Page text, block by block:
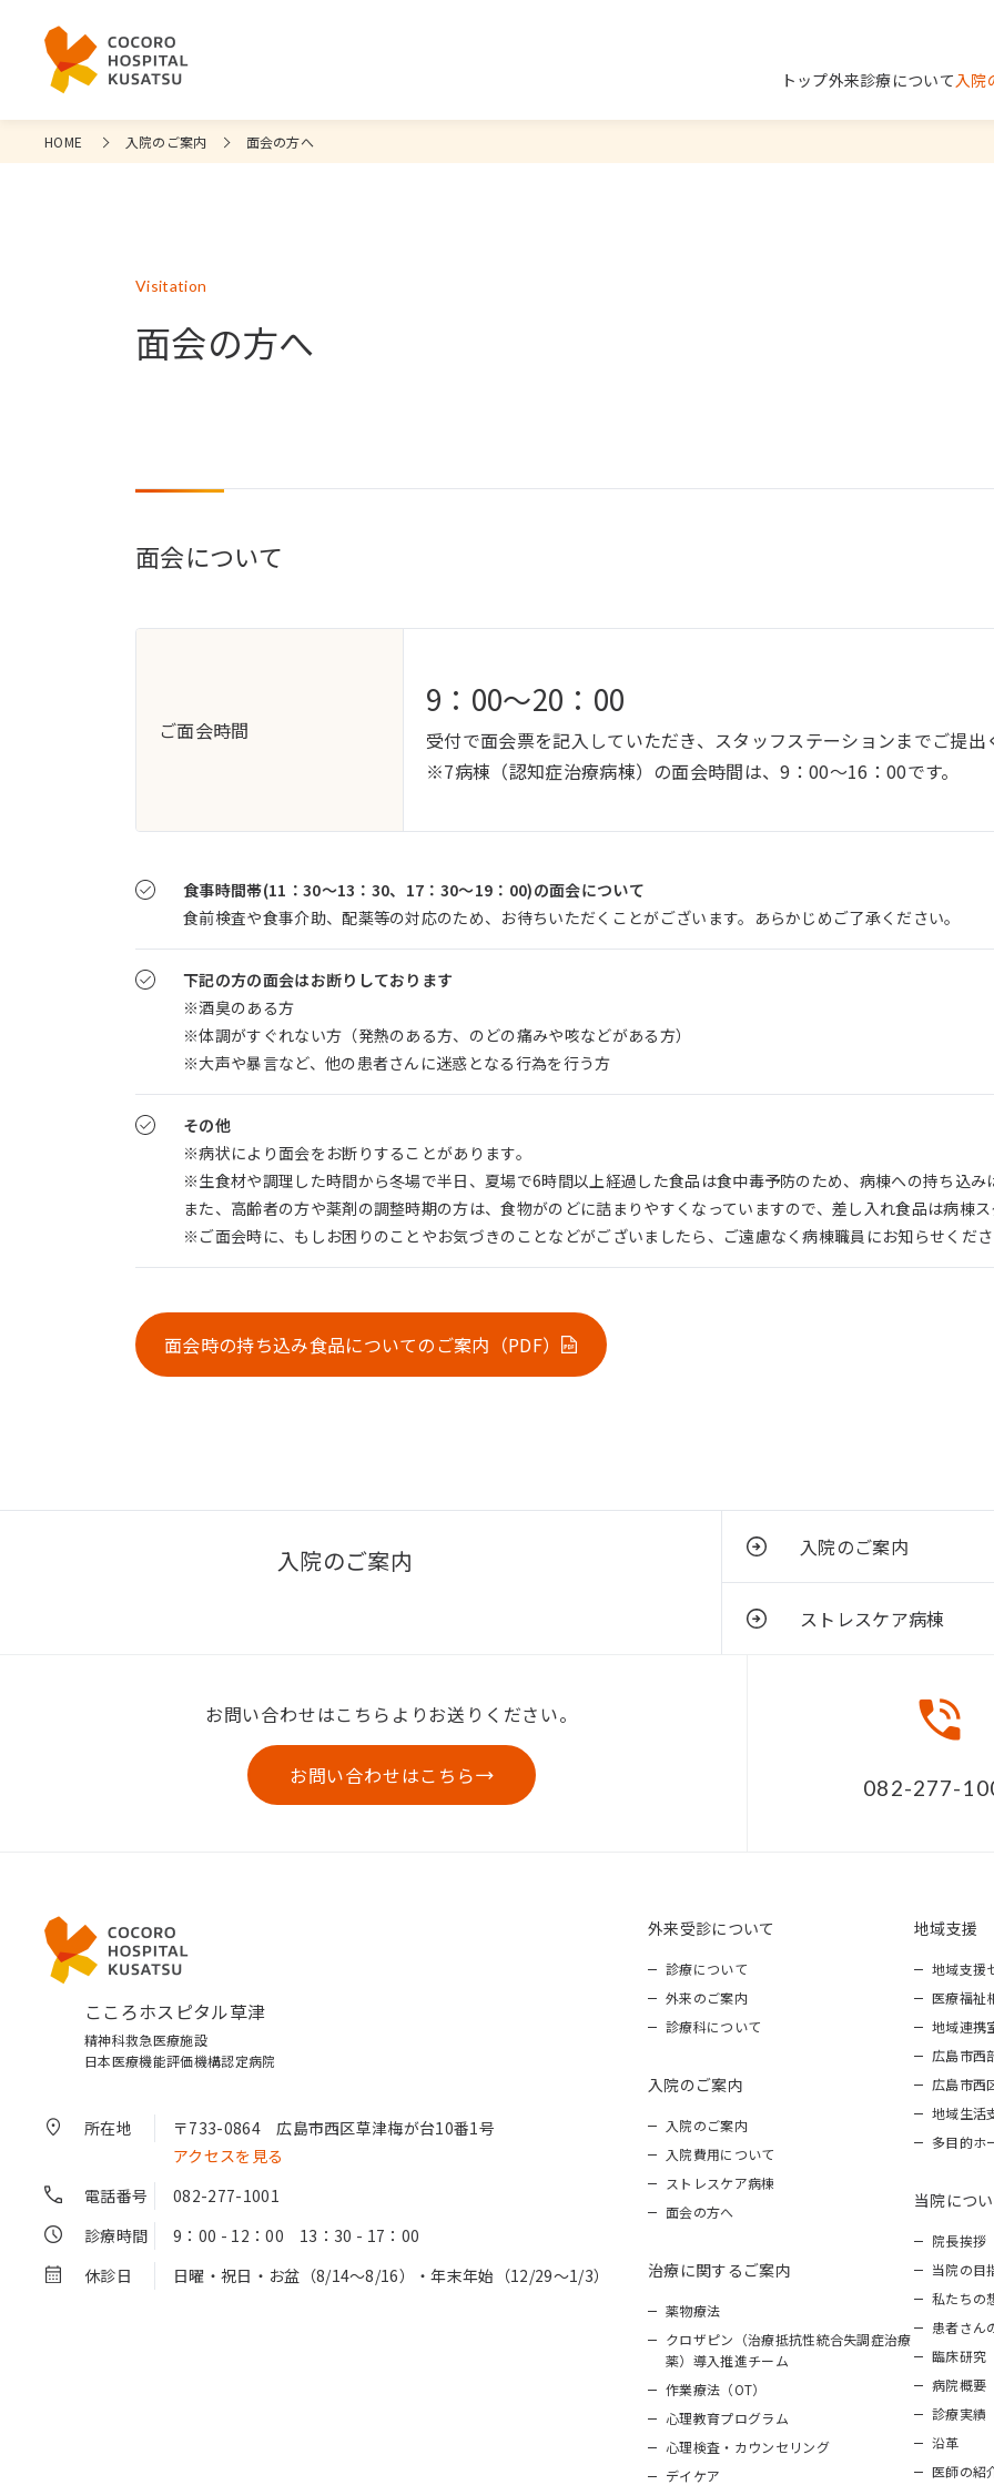
トップ外来診療について入院
HOME 入院のご案内 面会の方へ
Visitation
面会の方へ
面会について
ご面会時間
9：00～20：00
受付で面会票を記入していただき、スタッフステーションまでご提出
※7病棟（認知症治療病棟）の面会時間は、9：00～16：00です。
食事時間帯(11：30～13：30、17：30～19：00)の面会について
食前検査や食事介助、配薬等の対応のため、お待ちいただくことがございます。あらかじめご了承ください。
下記の方の面会はお断りしております
※酒臭のある方
※体調がすぐれない方（発熱のある方、のどの痛みや咳などがある方）
※大声や暴言など、他の患者さんに迷惑となる行為を行う方
その他
※病状により面会をお断りすることがあります。
※生食材や調理した時間から冬場で半日、夏場で6時間以上経過した食品は食中毒予防のため、病棟への持ち込み
また、高齢者の方や薬剤の調整時期の方は、食物がのどに詰まりやすくなっていますので、差し入れ食品は病棟ス
※ご面会時に、もしお困りのことやお気づきのことなどがございましたら、ご遠慮なく病棟職員にお知らせくださ
面会時の持ち込み食品についてのご案内（PDF）
入院のご案内 入院のご案内
ストレスケア病棟
お問い合わせはこちらよりお送りください。
お問い合わせはこちら 082-277-
こころホスピタル草津
精神科救急医療施設
日本医療機能評価機構認定病院
所在地 〒733-0864広島市西区草津梅が台10番1号
アクセスを見る
電話番号
082-277-1001
診療時間
9：00 - 12：00 13：30 - 17：00
休診日
日曜・祝日・お盆（8/14～8/16）・年末年始（12/29～1/3）
外来受診について
診療について
外来のご案内
診療科について
入院のご案内
入院のご案内
入院費用について
ストレスケア病棟
面会の方へ
治療に関するご案内
薬物療法
クロザピン（治療抵抗性統合失調症治療
薬）導入推進チーム
作業療法（OT）
心理教育プログラム
心理検査・カウンセリング
デイケア
地域支援
地域支援
医療福祉
地域連携
広島市西
広島市西
地域生活
多目的ホ
当院につ
院長挨拶
当院の目
私たちの
患者さん
臨床研究
病院概要
診療実績
沿革
医師の紹